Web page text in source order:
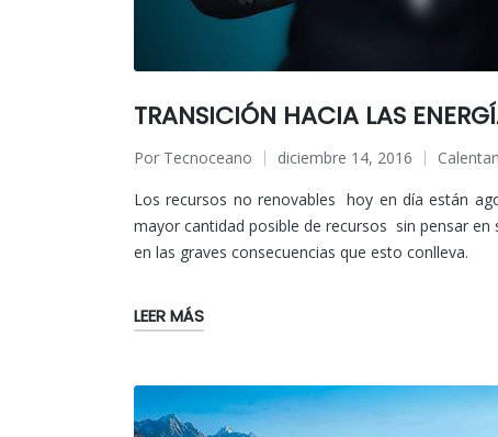
TRANSICIÓN HACIA LAS
Publicado
por
Por Tecnoceano diciembre 14, 2016
en
Los recursos no renovables hoy en día están
mayor cantidad posible de recursos sin pensar
en las graves consecuencias que esto conlleva.
LEER MÁS